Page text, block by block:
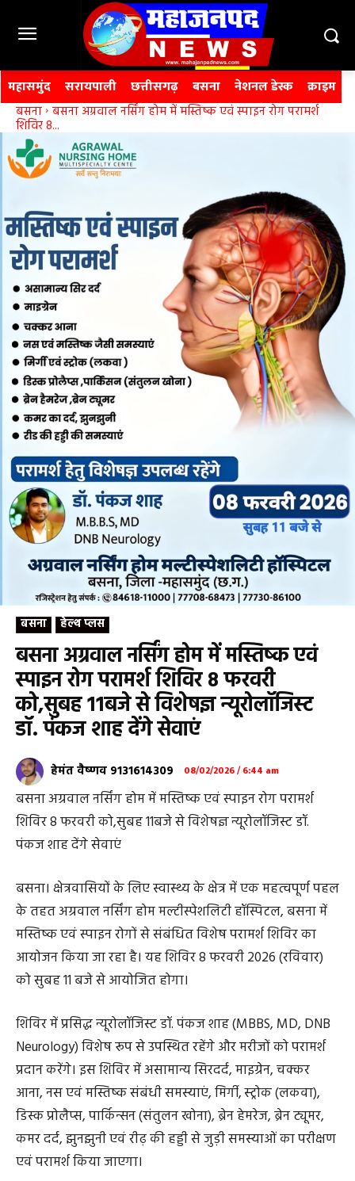
महासमुंद सरायपाली छत्तीसगढ़ बसना नेशनल डेस्क क्राइम
बसना बसना अग्रवाल नर्सिंग होम में मस्तिष्क एवं स्पाइन रोग परामर्श
शिविर 8...
बसना हेल्थ प्लस
बसना अग्रवाल नर्सिंग होम में मस्तिष्क एवं
स्पाइन रोग परामर्श शिविर 8 फरवरी
को,सुबह 11बजे से विशेषज्ञ न्यूरोलॉजिस्ट
डॉ. पंकज शाह देंगे सेवाएं
हेमंत वैष्णव 9131614309 08/02/2026 / 6:44 am
बसना अग्रवाल नर्सिंग होम में मस्तिष्क एवं स्पाइन रोग परामर्श
शिविर 8 फरवरी को,सुबह 11बजे से विशेषज्ञ न्यूरोलॉजिस्ट डॉ.
पंकज शाह देंगे सेवाएं
बसना। क्षेत्रवासियों के लिए स्वास्थ्य के क्षेत्र में एक महत्वपूर्ण पहल
के तहत अग्रवाल नर्सिंग होम मल्टीस्पेशलिटी हॉस्पिटल, बसना में
मस्तिष्क एवं स्पाइन रोगों से संबंधित विशेष परामर्श शिविर का
आयोजन किया जा रहा है। यह शिविर 8 फरवरी 2026 (रविवार)
को सुबह 11 बजे से आयोजित होगा।
शिविर में प्रसिद्ध न्यूरोलॉजिस्ट डॉ. पंकज शाह (MBBS, MD, DNB
Neurology) विशेष रूप से उपस्थित रहेंगे और मरीजों को परामर्श
प्रदान करेंगे। इस शिविर में असामान्य सिरदर्द, माइग्रेन, चक्कर
आना, नस एवं मस्तिष्क संबंधी समस्याएं, मिर्गी, स्ट्रोक (लकवा),
डिस्क प्रोलैप्स, पार्किन्सन (संतुलन खोना), ब्रेन हेमरेज, ब्रेन ट्यूमर,
कमर दर्द, झुनझुनी एवं रीढ़ की हड्डी से जुड़ी समस्याओं का परीक्षण
एवं परामर्श किया जाएगा।